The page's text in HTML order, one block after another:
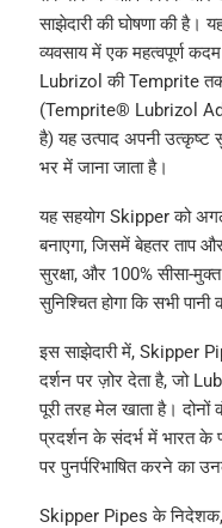
साझेदारी की घोषणा की है।
व्यवसाय में एक महत्वपूर्ण
Lubrizol की Temprite
(Temprite® Lubrizol
है) यह उत्पाद अपनी उत्कृष्ट
भर में जाना जाता है।
यह सहयोग Skipper को
बनाएगा, जिसमें बेहतर ताप
सुरक्षा, और 100% सीसा-
सुनिश्चित होगा कि सभी
इस साझेदारी में, Skipper
दर्शन पर ज़ोर देता है, जो
पूरी तरह मेल खाता है। दोनों
प्रदर्शन के संदर्भ में भारत के
पर पुनर्परिभाषित करने का
Skipper Pipes के